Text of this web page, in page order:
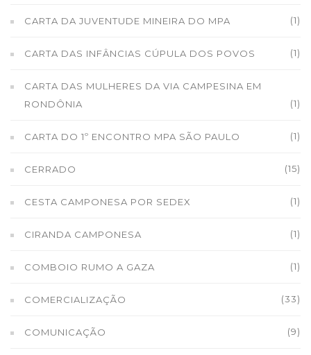
CARTA DA JUVENTUDE MINEIRA DO MPA (1)
CARTA DAS INFÂNCIAS CÚPULA DOS POVOS (1)
CARTA DAS MULHERES DA VIA CAMPESINA EM
RONDÔNIA
(1)
CARTA DO 1º ENCONTRO MPA SÃO PAULO (1)
CERRADO (15)
CESTA CAMPONESA POR SEDEX (1)
CIRANDA CAMPONESA (1)
COMBOIO RUMO A GAZA (1)
COMERCIALIZAÇÃO (33)
COMUNICAÇÃO (9)